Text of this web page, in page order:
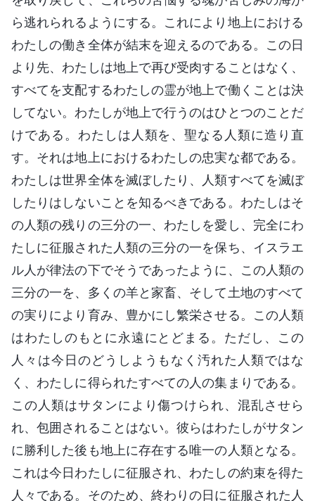
ら逃れられるようにする。これにより地上における
わたしの働き全体が結末を迎えるのである。この日
より先、わたしは地上で再び受肉することはなく、
すべてを支配するわたしの霊が地上で働くことは決
してない。わたしが地上で行うのはひとつのことだ
けである。わたしは人類を、聖なる人類に造り直
す。それは地上におけるわたしの忠実な都である。
わたしは世界全体を滅ぼしたり、人類すべてを滅ぼ
したりはしないことを知るべきである。わたしはそ
の人類の残りの三分の一、わたしを愛し、完全にわ
たしに征服された人類の三分の一を保ち、イスラエ
ル人が律法の下でそうであったように、この人類の
三分の一を、多くの羊と家畜、そして土地のすべて
の実りにより育み、豊かにし繁栄させる。この人類
はわたしのもとに永遠にとどまる。ただし、この
人々は今日のどうしようもなく汚れた人類ではな
く、わたしに得られたすべての人の集まりである。
この人類はサタンにより傷つけられ、混乱させら
れ、包囲されることはない。彼らはわたしがサタン
に勝利した後も地上に存在する唯一の人類となる。
これは今日わたしに征服され、わたしの約束を得た
人々である。そのため、終わりの日に征服された人